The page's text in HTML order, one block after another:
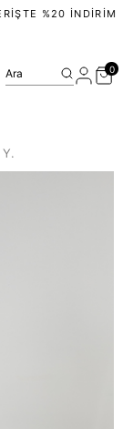
%20 İNDIRIM
Ara 0